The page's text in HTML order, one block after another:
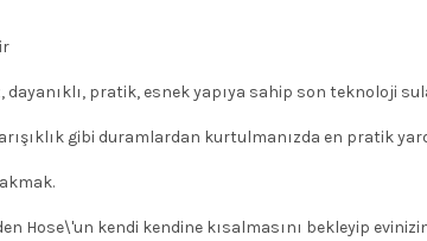
pratik, esnek yapıya sahip son teknoloji
gibi duramlardan kurtulmanızda en pratik
Hose\'un kendi kendine kısalmasını bekleyip